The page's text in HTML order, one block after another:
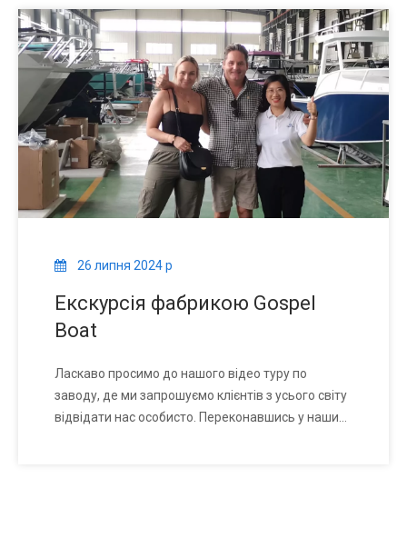
26 липня 2024 р
Екскурсія фабрикою Gospel
Boat
Ласкаво просимо до нашого відео туру по
заводу, де ми запрошуємо клієнтів з усього світу
відвідати нас особисто. Переконавшись у наших